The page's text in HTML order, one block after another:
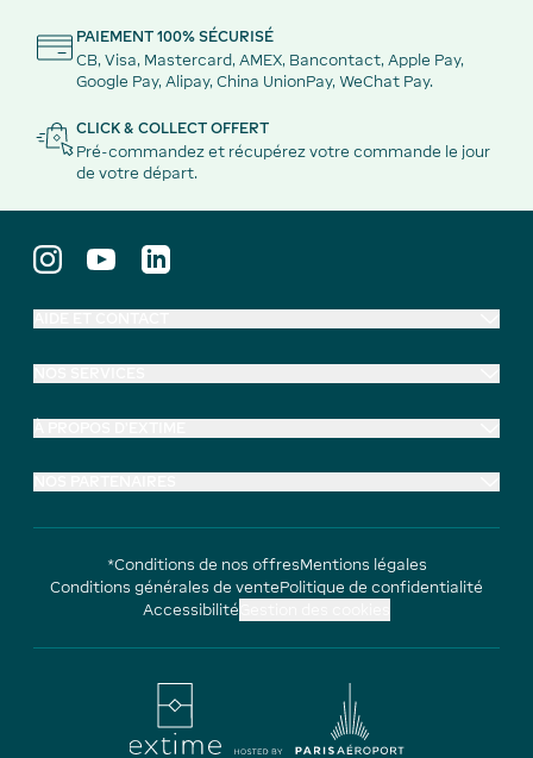
PAIEMENT 100% SÉCURISÉ
CB, Visa, Mastercard, AMEX, Bancontact, Apple Pay,
Google Pay, Alipay, China UnionPay, WeChat Pay.
CLICK & COLLECT OFFERT
Pré-commandez et récupérez votre commande le jour
de votre départ.
*Conditions de nos offresMentions légales
Conditions générales de ventePolitique de confidentialité
Accessibilité